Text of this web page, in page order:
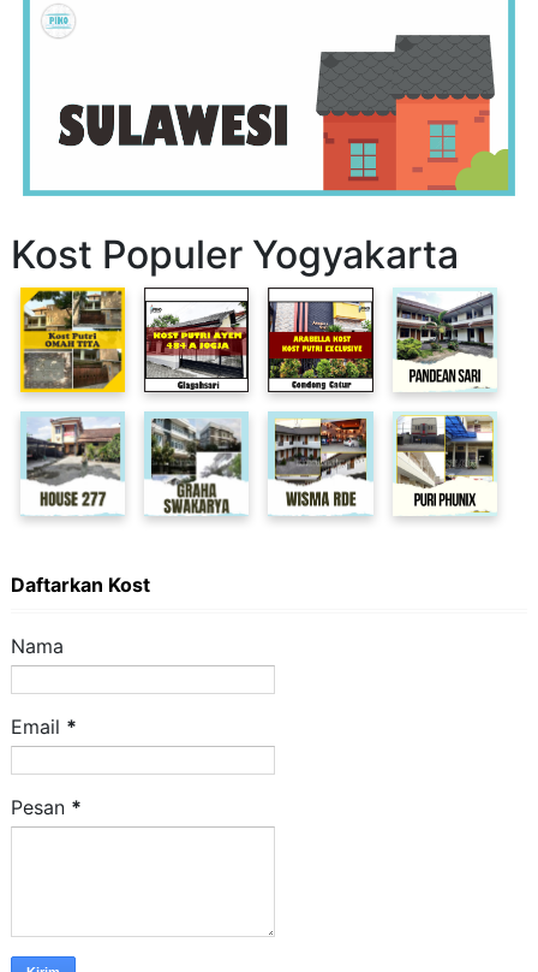
Kost Populer Yogyakarta
Daftarkan Kost
Nama
Email *
Pesan *